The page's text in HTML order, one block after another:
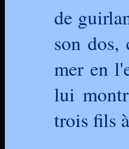
de
son dos,
mer en
lui
trois fils